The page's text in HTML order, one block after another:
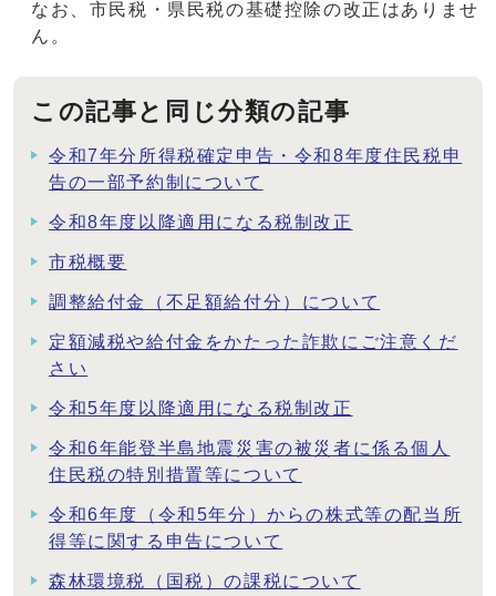
なお、市民税・県民税の基礎控除の改正はありませ
ん。
この記事と同じ分類の記事
令和7年分所得税確定申告・令和8年度住民税申
告の一部予約制について
令和8年度以降適用になる税制改正
市税概要
調整給付金（不足額給付分）について
定額減税や給付金をかたった詐欺にご注意くだ
さい
令和5年度以降適用になる税制改正
令和6年能登半島地震災害の被災者に係る個人
住民税の特別措置等について
令和6年度（令和5年分）からの株式等の配当所
得等に関する申告について
森林環境税（国税）の課税について